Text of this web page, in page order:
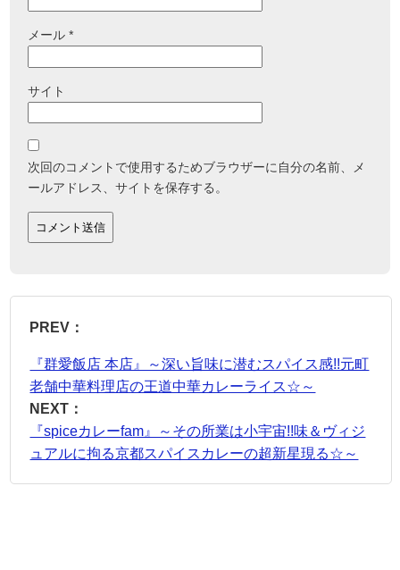
メール*
サイト
次回のコメントで使用するためブラウザーに自分の名前、メ
ールアドレス、サイトを保存する。
PREV：
『群愛飯店 本店』～深い旨味に潜むスパイス感!!元町
老舗中華料理店の王道中華カレーライス☆～
NEXT：
『spiceカレーfam』～その所業は小宇宙!!味＆ヴィジ
ュアルに拘る京都スパイスカレーの超新星現る☆～